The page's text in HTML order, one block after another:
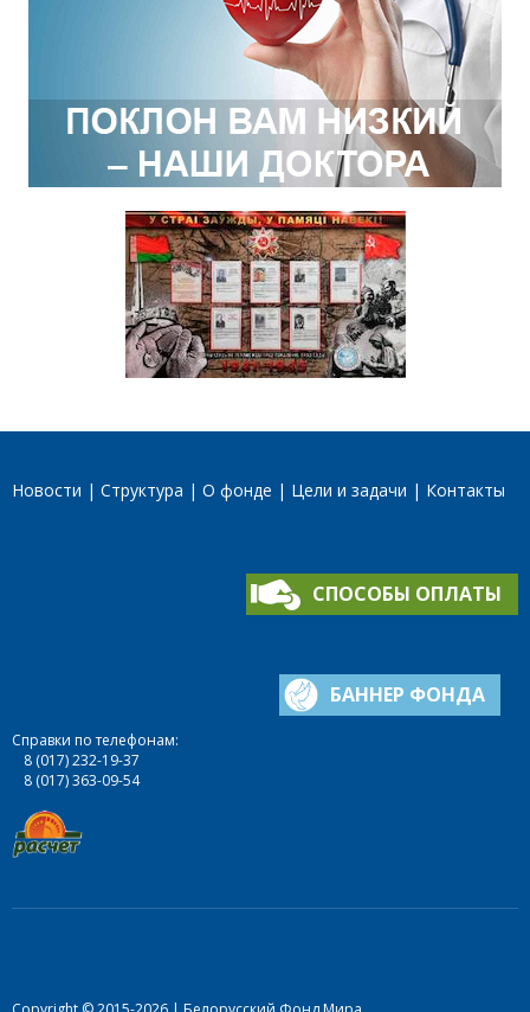
Новости Структура О фонде Цели и задачи Контакты
СПОСОБЫ ОПЛАТЫ
БАННЕР ФОНДА
Справки по телефонам:
8 (017) 232-19-37
8 (017) 363-09-54